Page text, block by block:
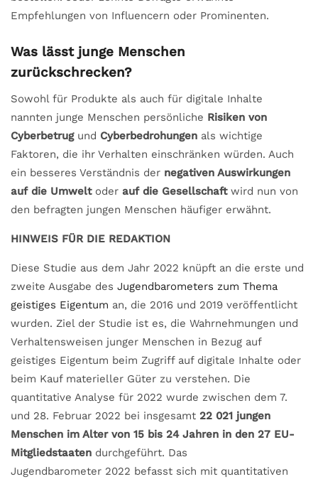
Empfehlungen von Influencern oder Prominenten.
Was lässt junge Menschen
zurückschrecken?
Sowohl für Produkte als auch für digitale Inhalte
nannten junge Menschen persönliche Risiken von
Cyberbetrugund Cyberbedrohungen als wichtige
Faktoren, die ihr Verhalten einschränken würden. Auch
ein besseres Verständnis der negativen Auswirkungen
auf die Umweltoder auf die Gesellschaftwird nun von
den befragten jungen Menschen häufiger erwähnt.
HINWEIS FÜR DIE REDAKTION
Diese Studie aus dem Jahr 2022 knüpft an die erste und
zweite Ausgabe des Jugendbarometers zum Thema
geistiges Eigentum an, die 2016 und 2019 veröffentlicht
wurden. Ziel der Studie ist es, die Wahrnehmungen und
Verhaltensweisen junger Menschen in Bezug auf
geistiges Eigentum beim Zugriff auf digitale Inhalte oder
beim Kauf materieller Güter zu verstehen. Die
quantitative Analyse für 2022 wurde zwischen dem 7.
und 28. Februar 2022 bei insgesamt 22 021 jungen
Menschen im Alter von 15 bis 24 Jahren in den 27 EU-
Mitgliedstaaten durchgeführt. Das
Jugendbarometer 2022 befasst sich mit quantitativen